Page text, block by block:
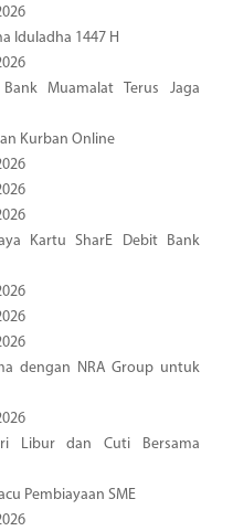
Iduladha 1447 H
Muamalat Terus Jaga
Kurban Online
Kartu SharE Debit Bank
dengan NRA Group untuk
Libur dan Cuti Bersama
Pembiayaan SME